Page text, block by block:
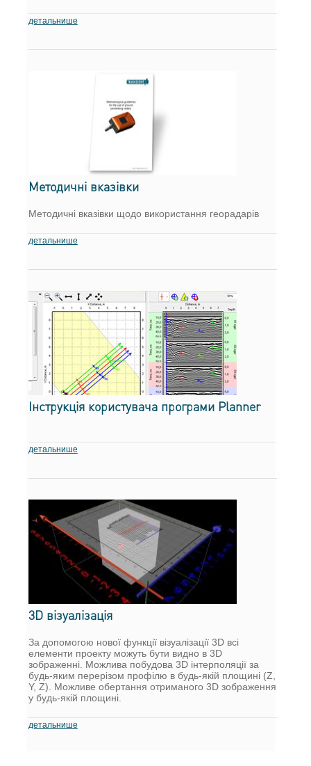
детальнише
Методичні вказівки
Методичні вказівки щодо використання георадарів
детальнише
Інструкція користувача програми Planner
детальнише
3D візуалізація
За допомогою нової функції візуалізації 3D всі
елементи проекту можуть бути видно в 3D
зображенні. Можлива побудова 3D інтерполяції за
будь-яким перерізом профілю в будь-якій площині (Z,
Y, Z). Можливе обертання отриманого 3D зображення
у будь-якій площині.
детальнише